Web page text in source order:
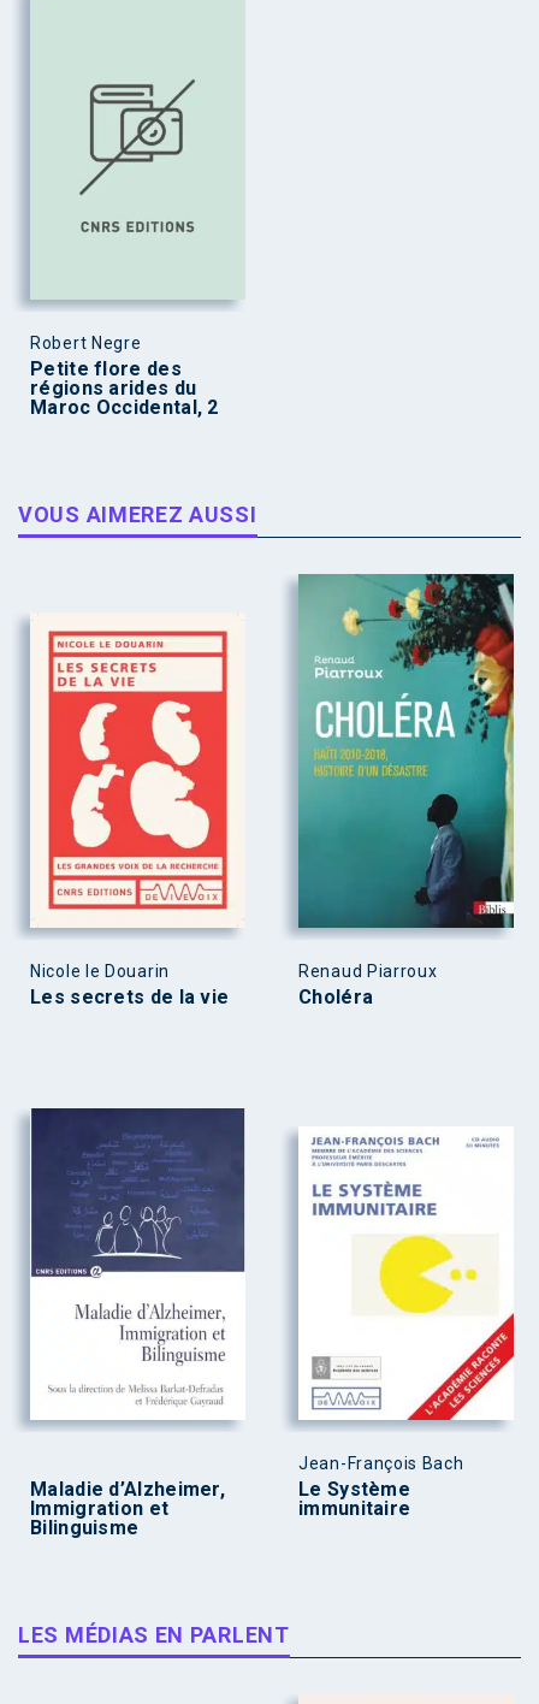
Robert Negre
Petite flore des
régions arides du
Maroc Occidental, 2
VOUS AIMEREZ AUSSI
Nicole le Douarin
Les secrets de la vie
Renaud Piarroux
Choléra
Maladie d’Alzheimer,
Immigration et
Bilinguisme
Jean-François Bach
Le Système
immunitaire
LES MÉDIAS EN PARLENT